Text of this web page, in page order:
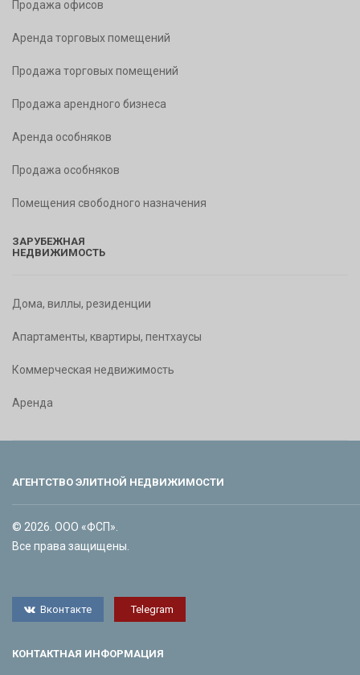
Продажа офисов
Аренда торговых помещений
Продажа торговых помещений
Продажа арендного бизнеса
Аренда особняков
Продажа особняков
Помещения свободного назначения
ЗАРУБЕЖНАЯ
НЕДВИЖИМОСТЬ
Дома, виллы, резиденции
Апартаменты, квартиры, пентхаусы
Коммерческая недвижимость
Аренда
АГЕНТСТВО ЭЛИТНОЙ НЕДВИЖИМОСТИ
© 2026. ООО «ФСП».
Все права защищены.
Вконтакте Telegram
КОНТАКТНАЯ ИНФОРМАЦИЯ